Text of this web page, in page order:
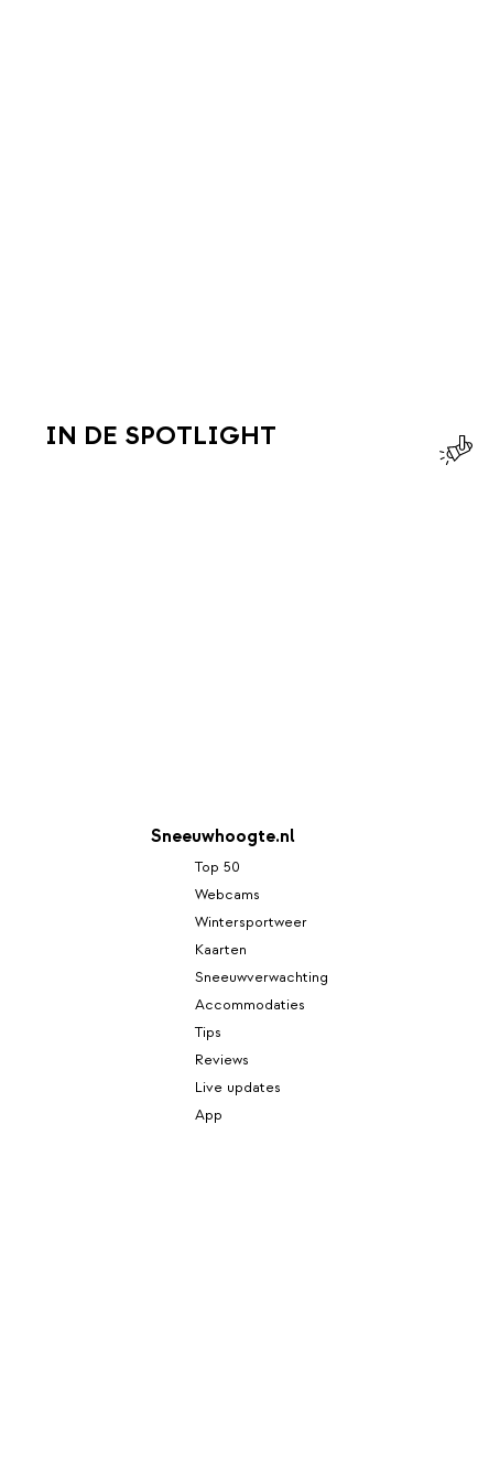
IN DE SPOTLIGHT
Sneeuwhoogte.nl
Top 50
Webcams
Wintersportweer
Kaarten
Sneeuwverwachting
Accommodaties
Tips
Reviews
Live updates
App